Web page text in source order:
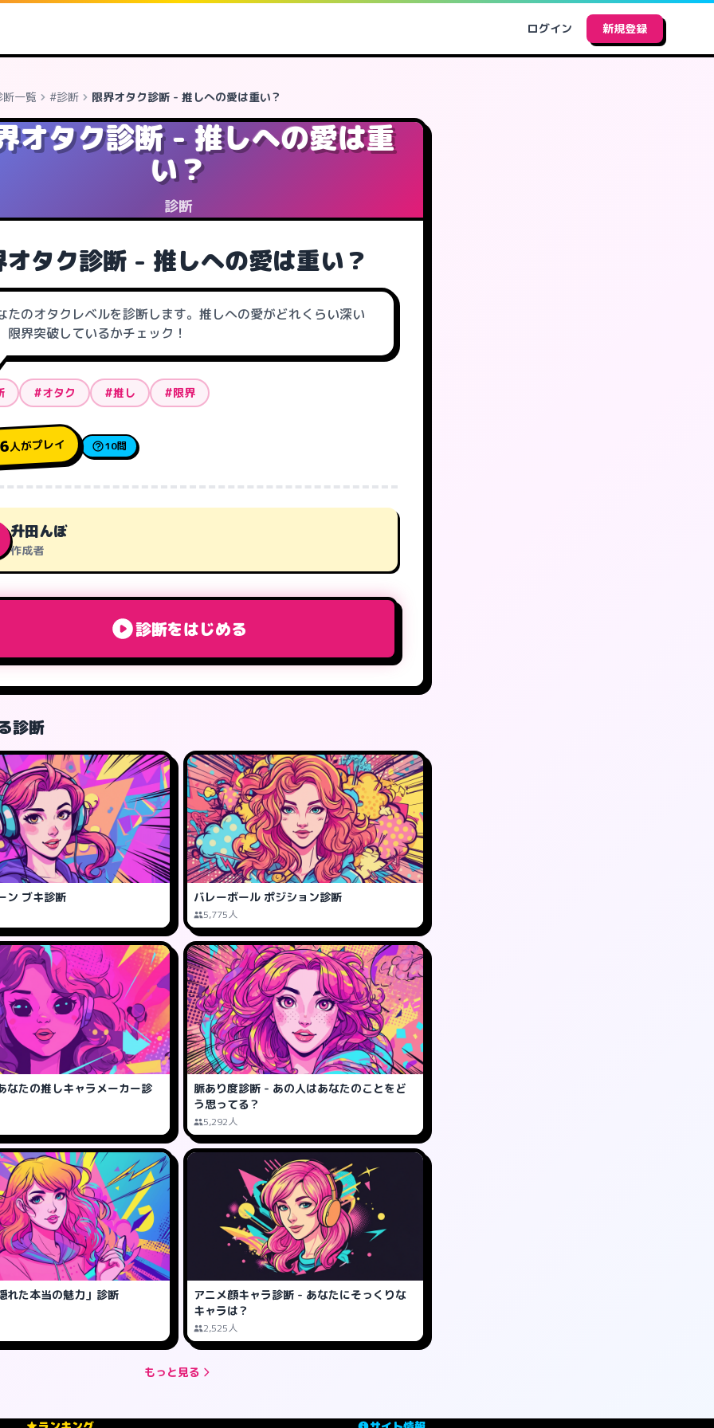
ログイン 新規登録
断一覧 #診断 限界オタク診断 - 推しへの愛は重い？
オタク診断 - 推しへの愛は重
い？
診断
オタク診断 - 推しへの愛は重い？
たのオタクレベルを診断します。推しへの愛がどれくらい深い
限界突破しているかチェック！
#オタク #推し #限界
人がプレイ 10問
升田んぼ
作成者
診断をはじめる
診断
ン ブキ診断 バレーボール ポジション診断
5,775人
なたの推しキャラメーカー診
脈あり度診断 - あの人はあなたのことをど
う思ってる？
5,292人
れた本当の魅力」診断
アニメ顔キャラ診断 - あなたにそっくりな
キャラは？
2,525人
もっと見る